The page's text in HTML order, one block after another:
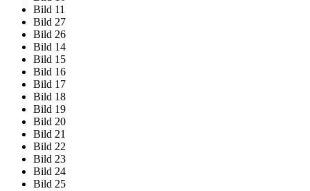
Bild 11
Bild 27
Bild 26
Bild 14
Bild 15
Bild 16
Bild 17
Bild 18
Bild 19
Bild 20
Bild 21
Bild 22
Bild 23
Bild 24
Bild 25